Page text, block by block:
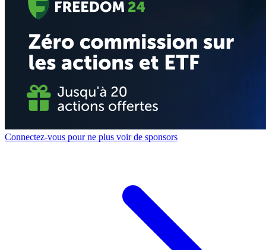
Connectez-vous pour ne plus voir de sponsors